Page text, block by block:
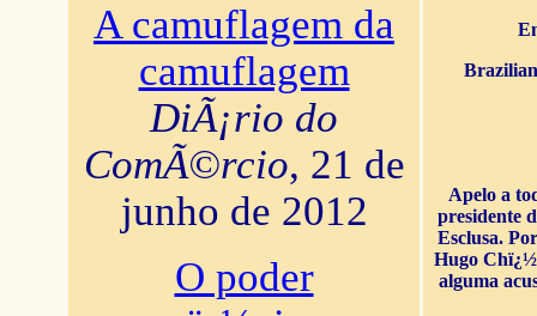
A camuflagem da
camuflagem
DiÃ¡rio do
ComÃ©rcio, 21 de
junho de 2012
O poder
Apelo a
presidente
Esclusa.
Hugo
alguma